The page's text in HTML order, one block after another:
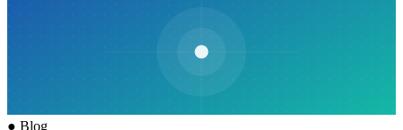
● Blog